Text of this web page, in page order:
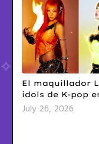
El maquillador
idols de K-pop
July 26, 2026